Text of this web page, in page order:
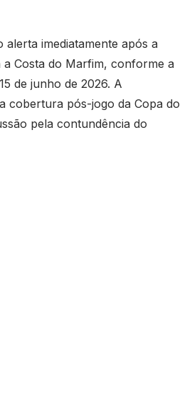
imediatamente após a
Costa do Marfim, conforme a
de junho de 2026. A
cobertura pós-jogo da Copa do
pela contundência do